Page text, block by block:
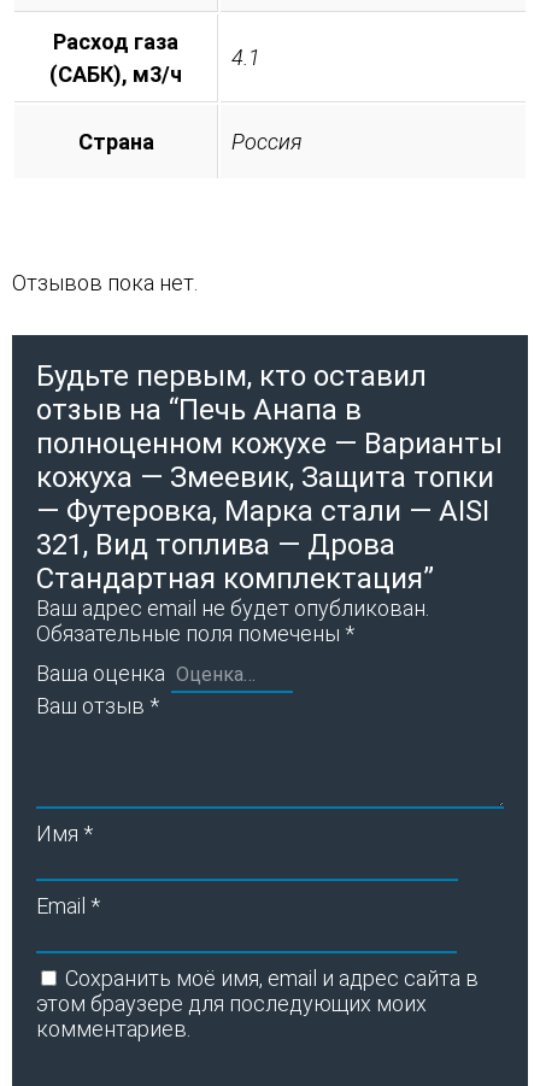
Расход газа
(САБК), м3/ч
4.1
Страна Россия
Отзывов пока нет.
Будьте первым, кто оставил
отзыв на “Печь Анапа в
полноценном кожухе — Варианты
кожуха — Змеевик, Защита топки
— Футеровка, Марка стали — AISI
321, Вид топлива — Дрова
Стандартная комплектация”
Ваш адрес email не будет опубликован.
Обязательные поля помечены *
Ваша оценка
Ваш отзыв *
Имя *
Email *
Сохранить моё имя, email и адрес сайта в
этом браузере для последующих моих
комментариев.